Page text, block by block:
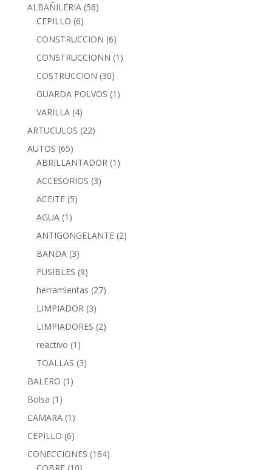
ALBAÑILERIA (56)
CEPILLO (6)
CONSTRUCCION (6)
CONSTRUCCIONN (1)
COSTRUCCION (30)
GUARDA POLVOS (1)
VARILLA (4)
ARTUCULOS (22)
AUTOS (65)
ABRILLANTADOR (1)
ACCESORIOS (3)
ACEITE (5)
AGUA (1)
ANTIGONGELANTE (2)
BANDA (3)
FUSIBLES (9)
herramientas (27)
LIMPIADOR (3)
LIMPIADORES (2)
reactivo (1)
TOALLAS (3)
BALERO (1)
Bolsa (1)
CAMARA (1)
CEPILLO (6)
CONECCIONES (164)
COBRE (10)